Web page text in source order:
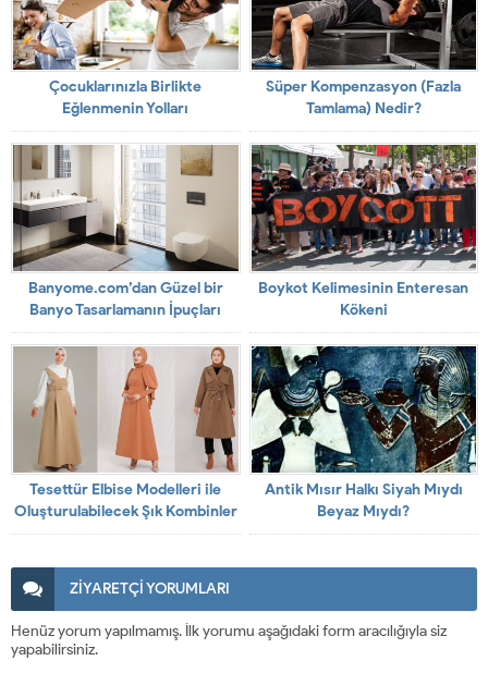
Çocuklarınızla Birlikte
Eğlenmenin Yolları
Süper Kompenzasyon (Fazla
Tamlama) Nedir?
Banyome.com’dan Güzel bir
Banyo Tasarlamanın İpuçları
Boykot Kelimesinin Enteresan
Kökeni
Tesettür Elbise Modelleri ile
Oluşturulabilecek Şık Kombinler
Antik Mısır Halkı Siyah Mıydı
Beyaz Mıydı?
ZİYARETÇİ YORUMLARI
Henüz yorum yapılmamış. İlk yorumu aşağıdaki form aracılığıyla siz
yapabilirsiniz.